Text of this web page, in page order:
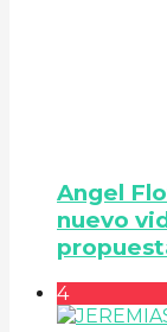
Angel
nuevo
4